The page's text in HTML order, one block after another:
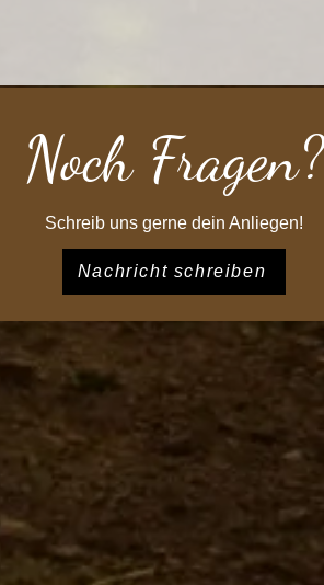
Noch Fragen?
Schreib uns gerne dein Anliegen!
Nachricht schreiben